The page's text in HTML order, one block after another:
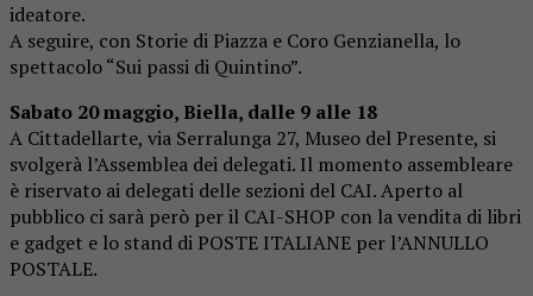
ideatore.
A seguire, con Storie di Piazza e Coro Genzianella, lo
spettacolo “Sui passi di Quintino”.
Sabato 20 maggio, Biella, dalle 9 alle 18
A Cittadellarte, via Serralunga 27, Museo del Presente, si
svolgerà l’Assemblea dei delegati. Il momento assembleare
è riservato ai delegati delle sezioni del CAI. Aperto al
pubblico ci sarà però per il CAI-SHOP con la vendita di libri
e gadget e lo stand di POSTE ITALIANE per l’ANNULLO
POSTALE.